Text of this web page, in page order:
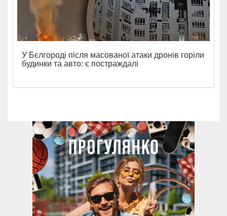
У Бєлгороді після масованої атаки дронів горіли
будинки та авто: є постраждалі